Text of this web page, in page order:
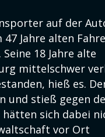
auf der
Jahre alten
18 Jahre alte
mittelschwer
hieß es.
und stieß gegen
hätten sich dabei
vor Ort